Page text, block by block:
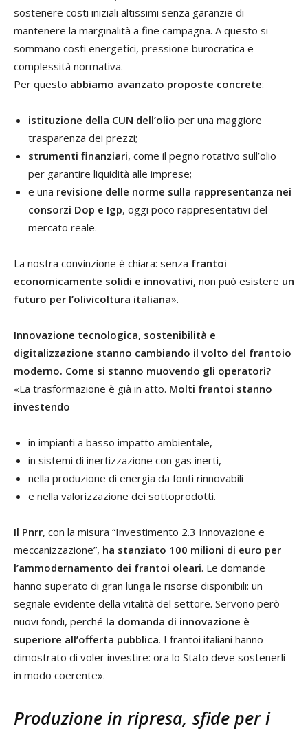
sostenere costi iniziali altissimi senza garanzie di
mantenere la marginalità a fine campagna. A questo si
sommano costi energetici, pressione burocratica e
complessità normativa.
Per questo abbiamo avanzato proposte concrete:
istituzione della CUN dell’olio per una maggiore
trasparenza dei prezzi;
strumenti finanziari, come il pegno rotativo sull’olio
per garantire liquidità alle imprese;
e una revisione delle norme sulla rappresentanza nei
consorzi Dop e Igp, oggi poco rappresentativi del
mercato reale.
La nostra convinzione è chiara: senza frantoi
economicamente solidi e innovativi, non può esistere un
futuro per l’olivicoltura italiana».
Innovazione tecnologica, sostenibilità e
digitalizzazione stanno cambiando il volto del frantoio
moderno. Come si stanno muovendo gli operatori?
«La trasformazione è già in atto. Molti frantoi stanno
investendo
in impianti a basso impatto ambientale,
in sistemi di inertizzazione con gas inerti,
nella produzione di energia da fonti rinnovabili
e nella valorizzazione dei sottoprodotti.
Il Pnrr, con la misura “Investimento 2.3 Innovazione e
meccanizzazione”, ha stanziato 100 milioni di euro per
l’ammodernamento dei frantoi oleari. Le domande
hanno superato di gran lunga le risorse disponibili: un
segnale evidente della vitalità del settore. Servono però
nuovi fondi, perché la domanda di innovazione è
superiore all’offerta pubblica. I frantoi italiani hanno
dimostrato di voler investire: ora lo Stato deve sostenerli
in modo coerente».
Produzione in ripresa, sfide per i